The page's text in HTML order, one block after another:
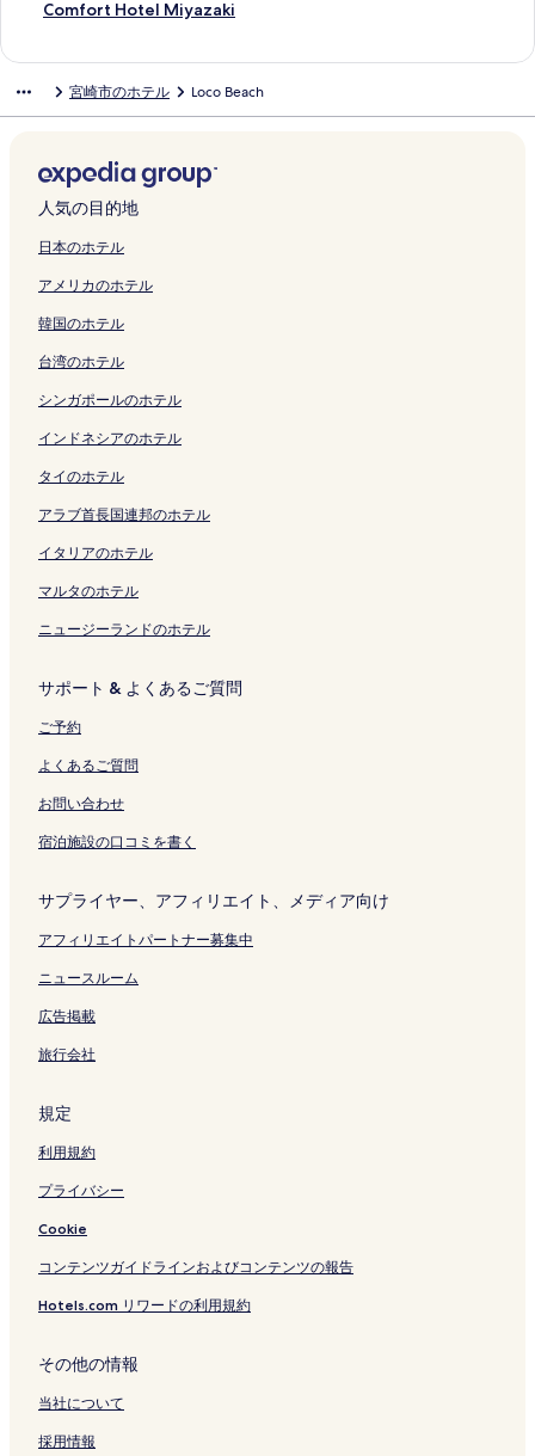
ジ
リ
ン
リ
ー
く
リ
ペ
開
く
ク
z
c
b
a
g
i
ペ
ー
ジ
を
く
ン
i
ジ
を
リ
ン
ク
M
a
の
ペ
ー
ジ
開
リ
ン
ク
n
r
ー
ジ
を
開
リ
ク
a
t
h
i
a
a
o
r
i
2
r
i
i
c
i
a
H
S
p
r
i
g
u
a
m
a
t
a
u
o
a
n
a
ペ
ジ
開
く
リ
ク
i
k
ペ
ー
ジ
を
く
ン
ク
M
ー
ジ
く
リ
ン
ク
a
の
ジ
を
開
く
ン
A
M
ペ
ー
ジ
を
く
ン
ク
l
ジ
を
リ
ン
ク
e
n
m
i
i
m
の
ペ
ー
ジ
開
リ
ク
r
a
s
h
m
T
i
y
o
k
k
の
ー
ジ
を
開
リ
n
M
a
z
k
b
I
H
G
の
ー
を
く
リ
ン
ク
e
M
a
z
k
C
t
y
の
ペ
ジ
開
リ
ン
ク
e
a
k
i
k
T
w
e
r
の
ー
を
く
リ
ン
ク
a
i
h
i
H
o
e
の
ペ
ー
ジ
開
リ
ク
n
o
l
H
y
s
i
s
o
の
ー
を
く
リ
ン
ク
g
o
s
t
o
t
g
e
s
の
ー
を
く
リ
ン
ク
y
i
n
k
H
t
l
の
ペ
ー
を
く
ン
ク
u
o
l
M
y
z
k
i
の
ペ
ジ
開
リ
ン
ク
Comfort Hotel Miyazaki
C
r
o
t
l
i
a
z
a
k
の
ー
を
開
く
リ
ク
宮崎市のホテル Loco Beach
人気の目的地
日本のホテル
アメリカのホテル
韓国のホテル
台湾のホテル
シンガポールのホテル
インドネシアのホテル
タイのホテル
アラブ首長国連邦のホテル
イタリアのホテル
マルタのホテル
ニュージーランドのホテル
サポート & よくあるご質問
ご予約
よくあるご質問
お問い合わせ
宿泊施設の口コミを書く
サプライヤー、アフィリエイト、メディア向け
アフィリエイトパートナー募集中
ニュースルーム
広告掲載
旅行会社
規定
利用規約
プライバシー
Cookie
コンテンツガイドラインおよびコンテンツの報告
Hotels.com リワードの利用規約
その他の情報
当社について
採用情報